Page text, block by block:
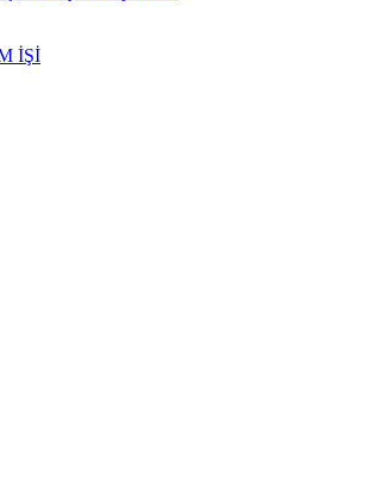
İŞİ